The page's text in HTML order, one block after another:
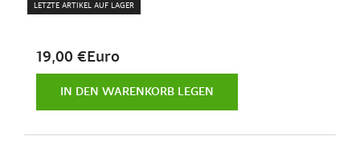
LETZTE ARTIKEL AUF LAGER
19,00 €Euro
IN DEN WARENKORB LEGEN